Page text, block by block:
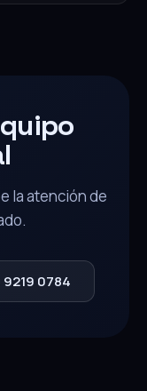
la atención de
9219 0784